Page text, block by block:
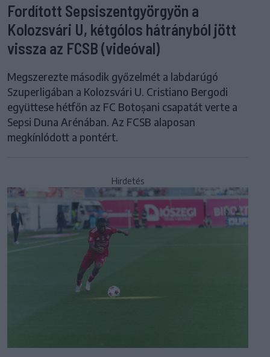
Fordított Sepsiszentgyörgyön a
Kolozsvári U, kétgólos hátrányból jött
vissza az FCSB (videóval)
Megszerezte második győzelmét a labdarúgó
Szuperligában a Kolozsvári U. Cristiano Bergodi
együttese hétfőn az FC Botoșani csapatát verte a
Sepsi Duna Arénában. Az FCSB alaposan
megkínlódott a pontért.
Hirdetés